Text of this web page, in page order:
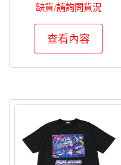
缺貨/請詢問貨況
查看內容